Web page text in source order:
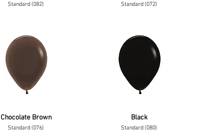
Standard (082)
Chocolate Brown
Standard (076)
Standard (072)
Black
Standard (080)